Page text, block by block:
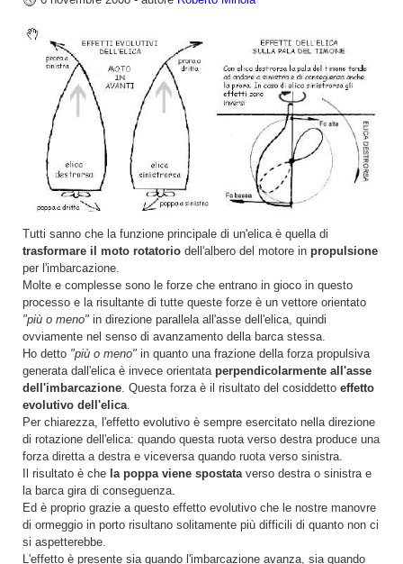
Tutti sanno che la funzione principale di un'elica è quella di
trasformare il moto rotatorio dell'albero del motore in propulsione
per l'imbarcazione.
Molte e complesse sono le forze che entrano in gioco in questo
processo e la risultante di tutte queste forze è un vettore orientato
"più o meno" in direzione parallela all'asse dell'elica, quindi
ovviamente nel senso di avanzamento della barca stessa.
Ho detto "più o meno" in quanto una frazione della forza propulsiva
generata dall'elica è invece orientata perpendicolarmente all'asse
dell'imbarcazione. Questa forza è il risultato del cosiddetto effetto
evolutivo dell'elica.
Per chiarezza, l'effetto evolutivo è sempre esercitato nella direzione
di rotazione dell'elica: quando questa ruota verso destra produce una
forza diretta a destra e viceversa quando ruota verso sinistra.
Il risultato è che la poppa viene spostataverso destra o sinistra e
la barca gira di conseguenza.
Ed è proprio grazie a questo effetto evolutivo che le nostre manovre
di ormeggio in porto risultano solitamente più difficili di quanto non ci
si aspetterebbe.
L'effetto è presente sia quando l'imbarcazione avanza, sia quando